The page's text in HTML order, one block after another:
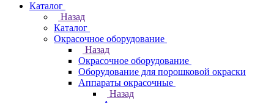
Каталог
Назад
Каталог
Окрасочное оборудование
Назад
Окрасочное оборудование
Оборудование для порошковой окраски
Аппараты окрасочные
Назад